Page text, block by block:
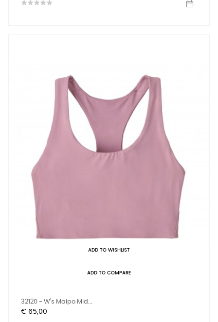
ADD TO WISHLIST
ADD TO COMPARE
32120 - W's Maipo Mid...
Prijs
€ 65,00